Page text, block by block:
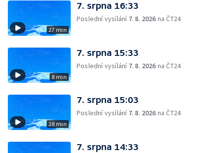
27 min
7. srpna 16:33
Poslední vysílání 7. 8. 2026 na ČT24
8 min
7. srpna 15:33
Poslední vysílání 7. 8. 2026 na ČT24
28 min
7. srpna 15:03
Poslední vysílání 7. 8. 2026 na ČT24
7. srpna 14:33